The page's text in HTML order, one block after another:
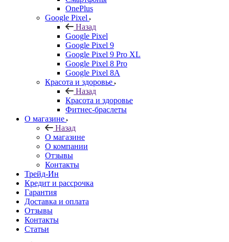
OnePlus
Google Pixel
Назад
Google Pixel
Google Pixel 9
Google Pixel 9 Pro XL
Google Pixel 8 Pro
Google Pixel 8A
Красота и здоровье
Назад
Красота и здоровье
Фитнес-браслеты
О магазине
Назад
О магазине
О компании
Отзывы
Контакты
Трейд-Ин
Кредит и рассрочка
Гарантия
Доставка и оплата
Отзывы
Контакты
Статьи